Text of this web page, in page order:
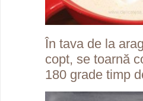
În tava de la
copt, se toarnă
180 grade timp